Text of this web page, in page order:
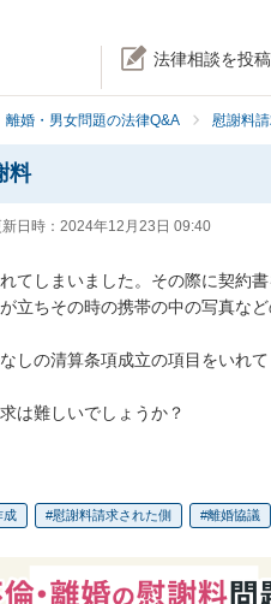
法律相談を投
離婚・男女問題の法律Q&A 慰謝料
料
日時： 2024年12月23日 09:40
てしまいました。その際に契約書
立ちその時の携帯の中の写真な
しの清算条項成立の項目をいれて
は難しいでしょうか？
成 慰謝料請求された側 離婚協議